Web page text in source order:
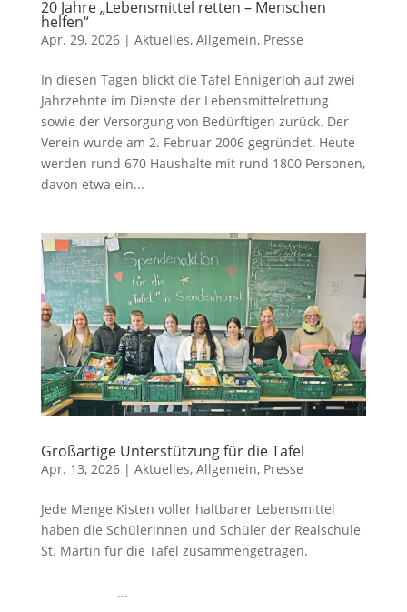
20 Jahre „Lebensmittel retten – Menschen
helfen“
Apr. 29, 2026| Aktuelles, Allgemein, Presse
In diesen Tagen blickt die Tafel Ennigerloh auf zwei
Jahrzehnte im Dienste der Lebensmittelrettung
sowie der Versorgung von Bedürftigen zurück. Der
Verein wurde am 2. Februar 2006 gegründet. Heute
werden rund 670 Haushalte mit rund 1800 Personen,
davon etwa ein...
Großartige Unterstützung für die Tafel
Apr. 13, 2026| Aktuelles, Allgemein, Presse
Jede Menge Kisten voller haltbarer Lebensmittel
haben die Schülerinnen und Schüler der Realschule
St. Martin für die Tafel zusammengetragen.
...